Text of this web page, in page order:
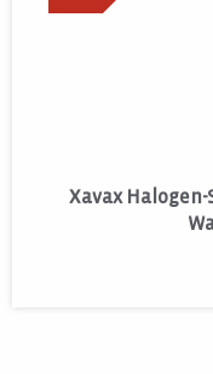
Xavax Halogen-